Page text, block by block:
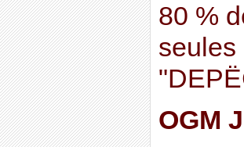
80 %
seules
OGM